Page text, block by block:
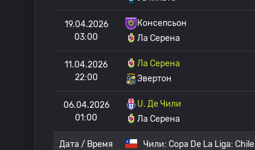
19.04.2026
03:00
Консепсьон
Ла Серена
11.04.2026
22:00
Ла Серена
Эвертон
06.04.2026
01:00
U. Де Чили
Ла Серена
Дата / Время Чили: Copa De La Liga: Chile